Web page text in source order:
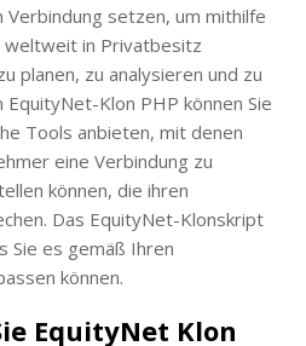
setzen, um mithilfe
in Privatbesitz
planen, zu analysieren und zu
Klon PHP können Sie
Tools anbieten, mit denen
eine Verbindung zu
können, die ihren
Das EquityNet-Klonskript
Sie es gemäß Ihren
können.
EquityNet Klon